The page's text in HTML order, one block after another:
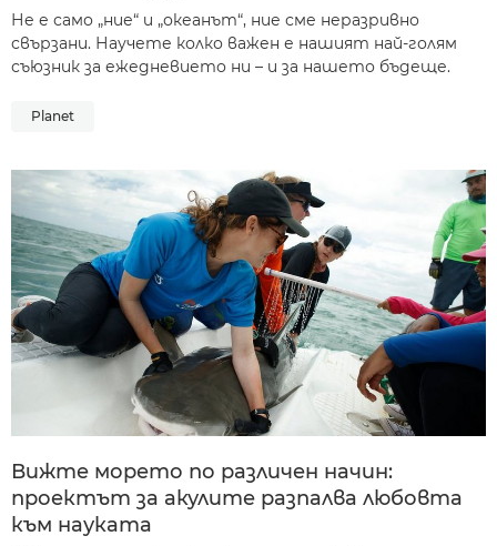
Не е само „ние“ и „океанът“, ние сме неразривно
свързани. Научете колко важен е нашият най-голям
съюзник за ежедневието ни – и за нашето бъдеще.
Planet
Вижте морето по различен начин:
проектът за акулите разпалва любовта
към науката